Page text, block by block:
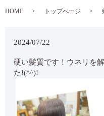
HOME トップぺージ
2024/07/22
硬い髪質です！ウネリを
た!(^^)!